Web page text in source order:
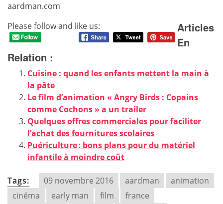
aardman.com
Please follow and like us:
Articles
En
Relation :
Cuisine : quand les enfants mettent la main à
la pâte
Le film d’animation « Angry Birds : Copains
comme Cochons » a un trailer
Quelques offres commerciales pour faciliter
l’achat des fournitures scolaires
Puériculture : bons plans pour du matériel
infantile à moindre coût
Tags: 09 novembre 2016 aardman
animation
cinéma
early man film
france